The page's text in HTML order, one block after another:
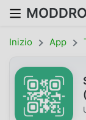
Inizio App